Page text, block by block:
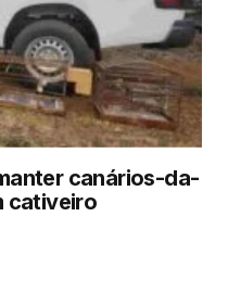
canários-da-
cativeiro